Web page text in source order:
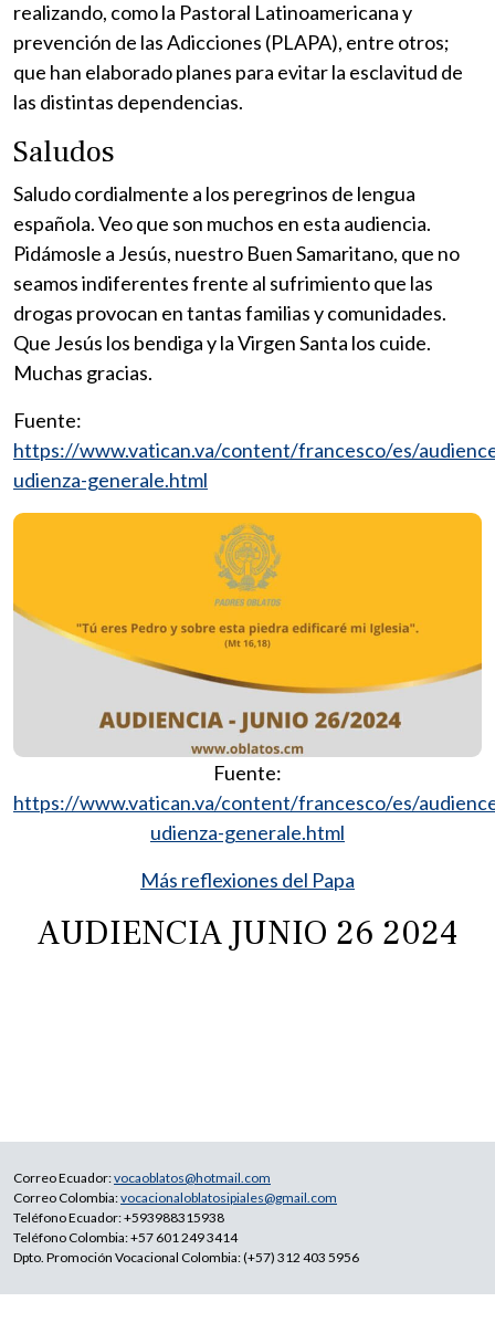
realizando, como la Pastoral Latinoamericana y
prevención de las Adicciones (PLAPA), entre otros;
que han elaborado planes para evitar la esclavitud de
las distintas dependencias.
Saludos
Saludo cordialmente a los peregrinos de lengua
española. Veo que son muchos en esta audiencia.
Pidámosle a Jesús, nuestro Buen Samaritano, que no
seamos indiferentes frente al sufrimiento que las
drogas provocan en tantas familias y comunidades.
Que Jesús los bendiga y la Virgen Santa los cuide.
Muchas gracias.
Fuente:
https://www.vatican.va/content/francesco/es/
udienza-generale.html
Fuente:
https://www.vatican.va/content/francesco/es/
udienza-generale.html
Más reflexiones del Papa
AUDIENCIA JUNIO 26 2024
Correo Ecuador:vocaoblatos@hotmail.com
Correo Colombia:vocacionaloblatosipiales@gmail.com
Teléfono Ecuador: +593988315938
Teléfono Colombia: +57 601 249 3414
Dpto. Promoción Vocacional Colombia: (+57) 312 403 5956